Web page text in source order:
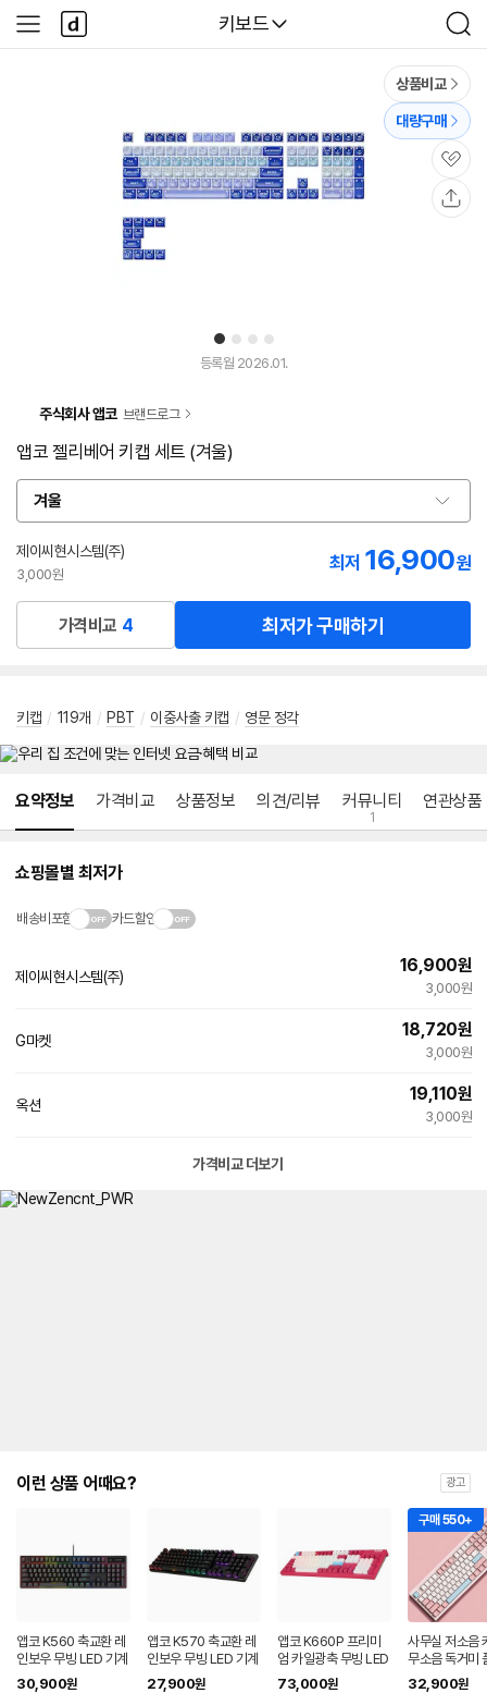
다나와
키보드
검
색
사
이
다
나
와
1 2 3 4
상품비교
대량구매
관
심
등록월 2026.01.
주식회사 앱코 브랜드로그
앱코 젤리베어 키캡 세트 (겨울)
겨울
옵
션
선
택
제이씨현시스템(주)
3,000원
최저 16,900원
가격비교 4 최저가 구매하기
키캡 / 119개 / PBT / 이중사출 키캡 / 영문 정각
요약정보 가격비교 상품정보 의견/리뷰 커뮤니티
1
연관상품
쇼핑몰별 최저가
배송비포함 카드할인
제이씨현시스템(주)
16,900원
3,000원
G마켓
18,720원
3,000원
옥션
19,110원
3,000원
가격비교 더보기
이런 상품 어때요? 광고
앱코 K560 축교환 레
인보우 무빙 LED 기계
식 블랙 (적축)
30,900원
앱코 K570 축교환 레
인보우 무빙 LED 기계
식 키보드 (갈축)
27,900원
앱코 K660P 프리미
엄 카일광축 무빙 LED
게이밍 기계식 키보드
73,000원
구매 550+
사무실 저소음
무소음 독거미
조용한 컴퓨터
32,900원